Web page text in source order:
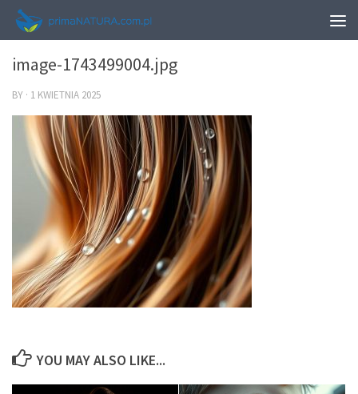
0
image-1743499004.jpg
BY · 1 KWIETNIA 2025
YOU MAY ALSO LIKE...